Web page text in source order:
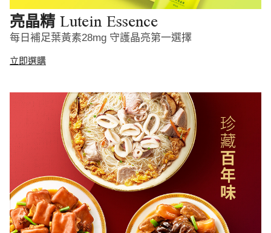
亮晶精 Lutein Essence
每日補足葉黃素28mg 守護晶亮第一選擇
立即選購